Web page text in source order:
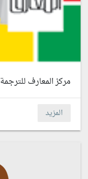
مركز المعارف للترجمة
المزيد